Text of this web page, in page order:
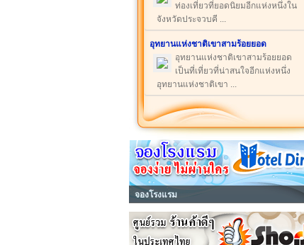
ท่องเที่ยวที่ยอดนิยมอีกแห่งหนึ่งใน
จังหวัดประจวบคี ...
อุทยานแห่งชาติเขาสามร้อยยอด
อุทยานแห่งชาติเขาสามร้อยยอด
เป็นที่เที่ยวที่น่าสนใจอีกแห่งหนึ่ง
อุทยานแห่งชาติเขา ...
จองโรงแรม